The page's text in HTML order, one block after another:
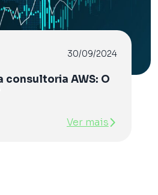
30/09/2024
consultoria AWS: O
Ver mais